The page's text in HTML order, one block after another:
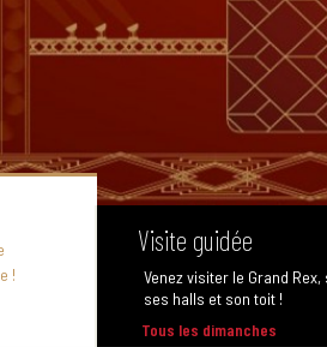
Visite guidée
Venez visiter le Grand Rex,
ses halls et son toit !
Tous les dimanches